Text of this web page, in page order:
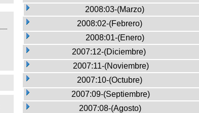
2008:03-(Marzo)
2008:02-(Febrero)
2008:01-(Enero)
2007:12-(Diciembre)
2007:11-(Noviembre)
2007:10-(Octubre)
2007:09-(Septiembre)
2007:08-(Agosto)